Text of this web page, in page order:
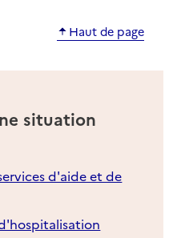
Haut de page
situation
d'aide et de